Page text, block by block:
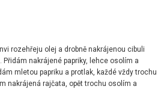
rozehřeju olej a drobně nakrájenou cibuli
nakrájené papriky, lehce osolím a
mletou papriku a protlak, každé vždy trochu
nakrájená rajčata, opět trochu osolím a